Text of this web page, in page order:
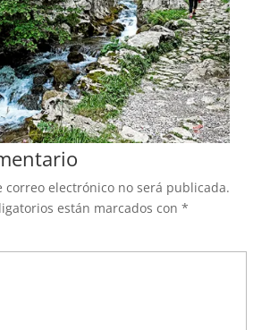
correo electrónico no será publicada.
están marcados con *